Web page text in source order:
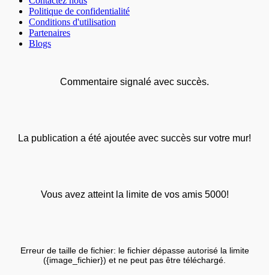
Politique de confidentialité
Conditions d'utilisation
Partenaires
Blogs
Commentaire signalé avec succès.
La publication a été ajoutée avec succès sur votre mur!
Vous avez atteint la limite de vos amis 5000!
Erreur de taille de fichier: le fichier dépasse autorisé la limite
({image_fichier}) et ne peut pas être téléchargé.